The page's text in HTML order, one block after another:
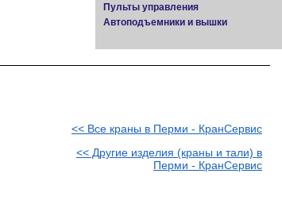
Пульты управления
Автоподъемники и вышки
<< Все краны в Перми - КранСервис
<< Другие изделия (краны и тали) в
Перми - КранСервис